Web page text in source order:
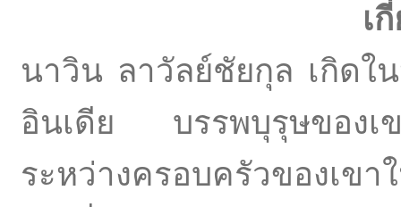
เ
นาวิน ลาวัลย์ชัยกุล เกิดใ
อินเดีย บรรพบุรุษของเ
ระหว่างครอบครัวของเ